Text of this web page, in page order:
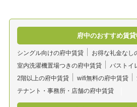
府中のおすすめ賃
シングル向けの府中賃貸
お得な礼金なし
室内洗濯機置場つきの府中賃貸
バストイ
2階以上の府中賃貸
wifi無料の府中賃貸
テナント・事務所・店舗の府中賃貸